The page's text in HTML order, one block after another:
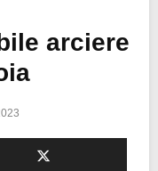
arciere